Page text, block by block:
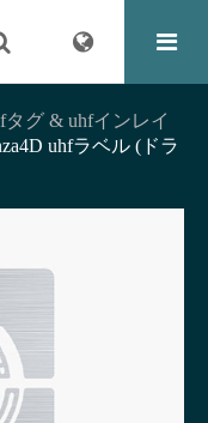
タグ & uhfインレイ
uhfラベル (ドラ